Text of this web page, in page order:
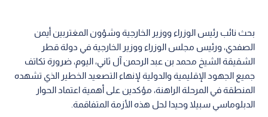
بحث نائب رئيس الوزراء ووزير الخارجية وشؤون المغتربين أيمن
الصفدي، ورئيس مجلس الوزراء ووزير الخارجية في دولة قطر
الشقيقة الشيخ محمد بن عبد الرحمن آل ثاني، اليوم، ضرورة تكاتف
جميع الجهود الإقليمية والدولية لإنهاء التصعيد الخطير الذي تشهده
المنطقة في المرحلة الراهنة، مؤكدين على أهمية اعتماد الحوار
الدبلوماسي سبيلا وحيدا لحل هذه الأزمة المتفاقمة.